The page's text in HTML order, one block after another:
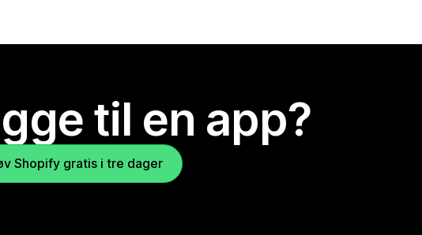
til en app?
Shopify gratis i tre dager